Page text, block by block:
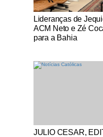
Notícias Católicas
Lideranças de
ACM Neto e Zé
para a Bahia
Notícias Católicas
JULIO CESAR,